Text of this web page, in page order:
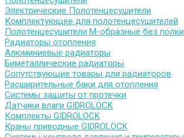
Электрические Полотенцесушители
Комплектующее для полотенцесушителей
Полотенцесушители М-образные без полки
Радиаторы отопления
Алюминиевые радиаторы
Биметаллические радиаторы
Сопутствующие товары для радиаторов
Расширительные баки для отопления
Системы защиты от протечки
Датчики влаги GIDROLOCK
Комплекты GIDROLOCK
Краны приводные GIDROLOCK